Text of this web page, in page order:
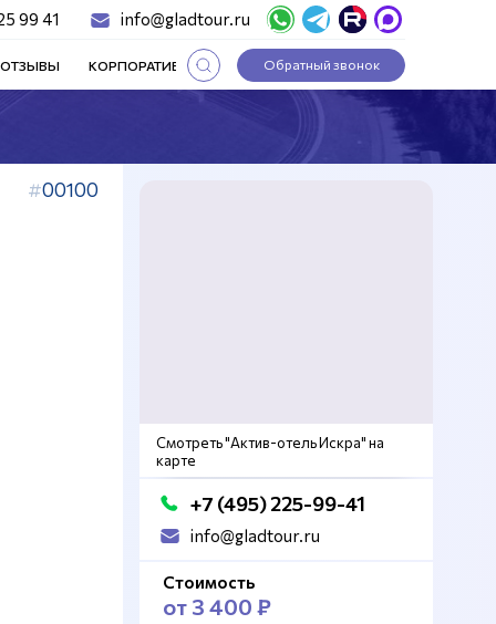
99 41 info@gladtour.ru
ОТЗЫВЫ КОРПОРАТИВНЫЕ ТУРЫ СТАТЬИ
Обратный звонок
00100
Смотреть "Актив-отель Искра" на
карте
+7 (495) 225-99-41
info@gladtour.ru
Стоимость
от 3 400 ₽